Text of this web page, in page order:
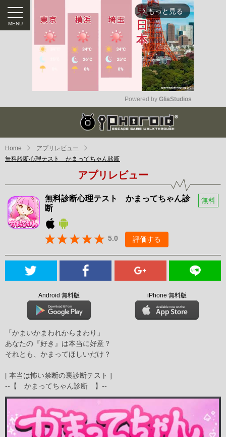
arrow_forward_ios もっと見る
Mute
Powered by GliaStudios
Home
アプリレビュー
無料診断心理テスト かまってちゃん診断
アプリレビュー
無料診断心理テスト かまってちゃん診
断
無料
5.0 評価する
Android 無料版 iPhone 無料版
「かまいかまわれからまわり」
あなたの『好き』は本当に好意？
それとも、かまってほしいだけ？
[ 本当は怖い禁断の裏診断テスト ]
--【 かまってちゃん診断 】--